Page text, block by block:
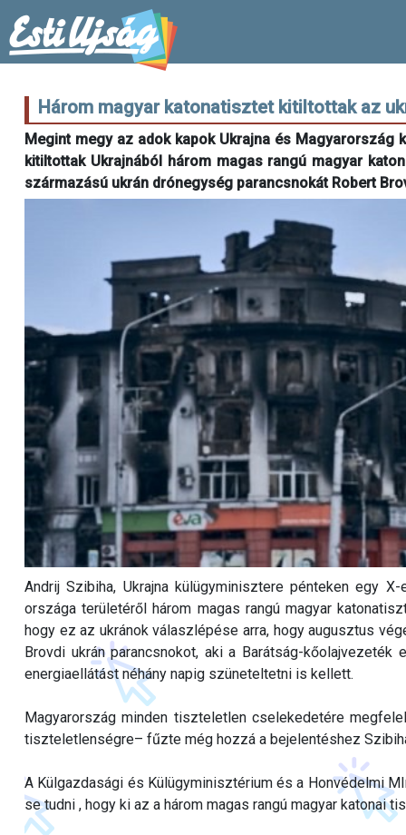
Három magyar katonatisztet kitiltottak az
Megint megy az adok kapok Ukrajna és
kitiltottak Ukrajnából három magas rangú magyar
származású ukrán drónegység parancsnokát Robert
Andrij Szibiha, Ukrajna külügyminisztere pénteken egy
országa területéről három magas rangú magyar
hogy ez az ukránok válaszlépése arra, hogy augusztus
Brovdi ukrán parancsnokot, aki a Barátság-
energiaellátást néhány napig szüneteltetni is kellett.
Magyarország minden tiszteletlen cselekedetére
tiszteletlenségre– fűzte még hozzá a bejelentéshez
A Külgazdasági és Külügyminisztérium és a Honvédelmi
se tudni , hogy ki az a három magas rangú magyar katonai